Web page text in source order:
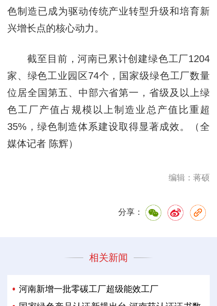
色制造已成为驱动传统产业转型升级和培育新
兴增长点的核心动力。
截至目前，河南已累计创建绿色工厂1204
家、绿色工业园区74个，国家级绿色工厂数量
位居全国第五、中部六省第一，省级及以上绿
色工厂产值占规模以上制造业总产值比重超
35%，绿色制造体系建设取得显著成效。（全
媒体记者 陈辉）
编辑：蒋硕
分享：
相关新闻
河南新增一批零碳工厂超级能效工厂